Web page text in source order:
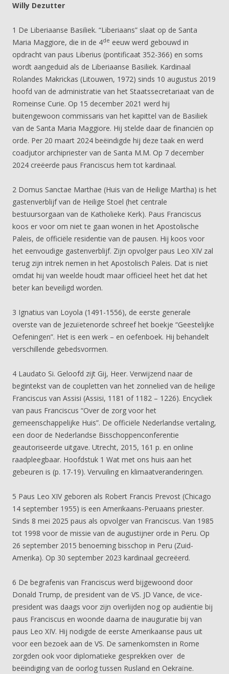
Willy Dezutter
1 De Liberiaanse Basiliek. “Liberiaans” slaat op de Santa
Maria Maggiore, die in de 4de eeuw werd gebouwd in
opdracht van paus Liberius (pontificaat 352-366) en soms
wordt aangeduid als de Liberiaanse Basiliek. Kardinaal
Rolandes Makrickas (Litouwen, 1972) sinds 10 augustus 2019
hoofd van de administratie van het Staatssecretariaat van de
Romeinse Curie. Op 15 december 2021 werd hij
buitengewoon commissaris van het kapittel van de Basiliek
van de Santa Maria Maggiore. Hij stelde daar de financiën op
orde. Per 20 maart 2024 beëindigde hij deze taak en werd
coadjutor archipriester van de Santa M.M. Op 7 december
2024 creëerde paus Franciscus hem tot kardinaal.
2 Domus Sanctae Marthae (Huis van de Heilige Martha) is het
gastenverblijf van de Heilige Stoel (het centrale
bestuursorgaan van de Katholieke Kerk). Paus Franciscus
koos er voor om niet te gaan wonen in het Apostolische
Paleis, de officiële residentie van de pausen. Hij koos voor
het eenvoudige gastenverblijf. Zijn opvolger paus Leo XIV zal
terug zijn intrek nemen in het Apostolisch Paleis. Dat is niet
omdat hij van weelde houdt maar officieel heet het dat het
beter kan beveiligd worden.
3 Ignatius van Loyola (1491-1556), de eerste generale
overste van de Jezuïetenorde schreef het boekje “Geestelijke
Oefeningen”. Het is een werk – en oefenboek. Hij behandelt
verschillende gebedsvormen.
4 Laudato Si. Geloofd zijt Gij, Heer. Verwijzend naar de
begintekst van de coupletten van het zonnelied van de heilige
Franciscus van Assisi (Assisi, 1181 of 1182 – 1226). Encycliek
van paus Franciscus “Over de zorg voor het
gemeenschappelijke Huis”. De officiële Nederlandse vertaling,
een door de Nederlandse Bisschoppenconferentie
geautoriseerde uitgave. Utrecht, 2015, 161 p. en online
raadpleegbaar. Hoofdstuk 1 Wat met ons huis aan het
gebeuren is (p. 17-19). Vervuiling en klimaatveranderingen.
5 Paus Leo XIV geboren als Robert Francis Prevost (Chicago
14 september 1955) is een Amerikaans-Peruaans priester.
Sinds 8 mei 2025 paus als opvolger van Franciscus. Van 1985
tot 1998 voor de missie van de augustijner orde in Peru. Op
26 september 2015 benoeming bisschop in Peru (Zuid-
Amerika). Op 30 september 2023 kardinaal gecreëerd.
6 De begrafenis van Franciscus werd bijgewoond door
Donald Trump, de president van de VS. JD Vance, de vice-
president was daags voor zijn overlijden nog op audiëntie bij
paus Franciscus en woonde daarna de inauguratie bij van
paus Leo XIV. Hij nodigde de eerste Amerikaanse paus uit
voor een bezoek aan de VS. De samenkomsten in Rome
zorgden ook voor diplomatieke gesprekken over de
beëindiging van de oorlog tussen Rusland en Oekraïne.